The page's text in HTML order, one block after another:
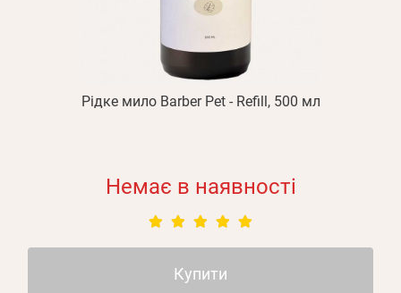
Рідке мило Barber Pet - Refill, 500 мл
Немає в наявності
Купити